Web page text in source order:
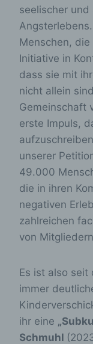
seelischer
Menschen,
Initiative in
dass sie mit
nicht allein
Gemeinschaft
erste Impuls,
unserer
49.000
die in ihren
negativen
zahlreichen
von
Es ist also seit
immer
ihr eine
Schmuhl